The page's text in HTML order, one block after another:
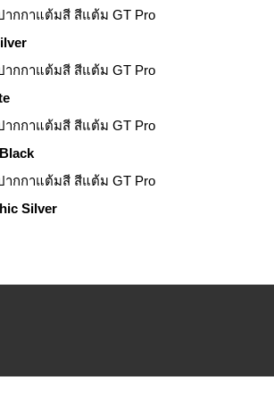
ากกาแต้มสี สีแต้ม GT Pro
ากกาแต้มสี สีแต้ม GT Pro
ากกาแต้มสี สีแต้ม GT Pro
ากกาแต้มสี สีแต้ม GT Pro
Silver